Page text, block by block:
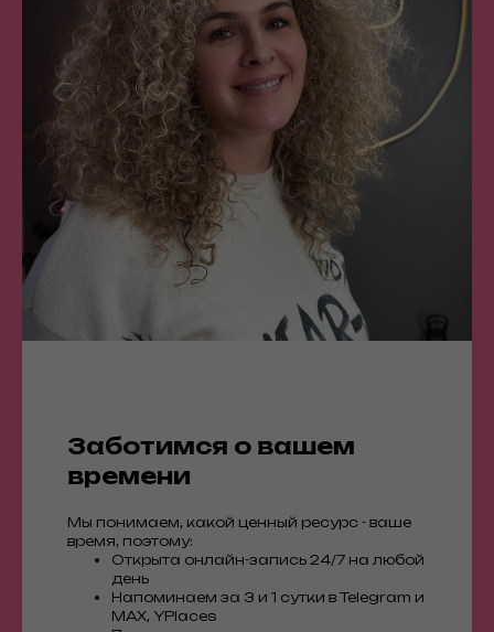
Заботимся о вашем
времени
Мы понимаем, какой ценный ресурс - ваше
время, поэтому:
Открыта онлайн-запись 24/7 на любой
день
Напоминаем за 3 и 1 сутки в Telegram и
MAX, YPlaces